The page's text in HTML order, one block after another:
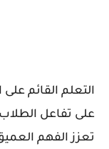
التعلم القائم
على تفاعل
تعزز الفهم